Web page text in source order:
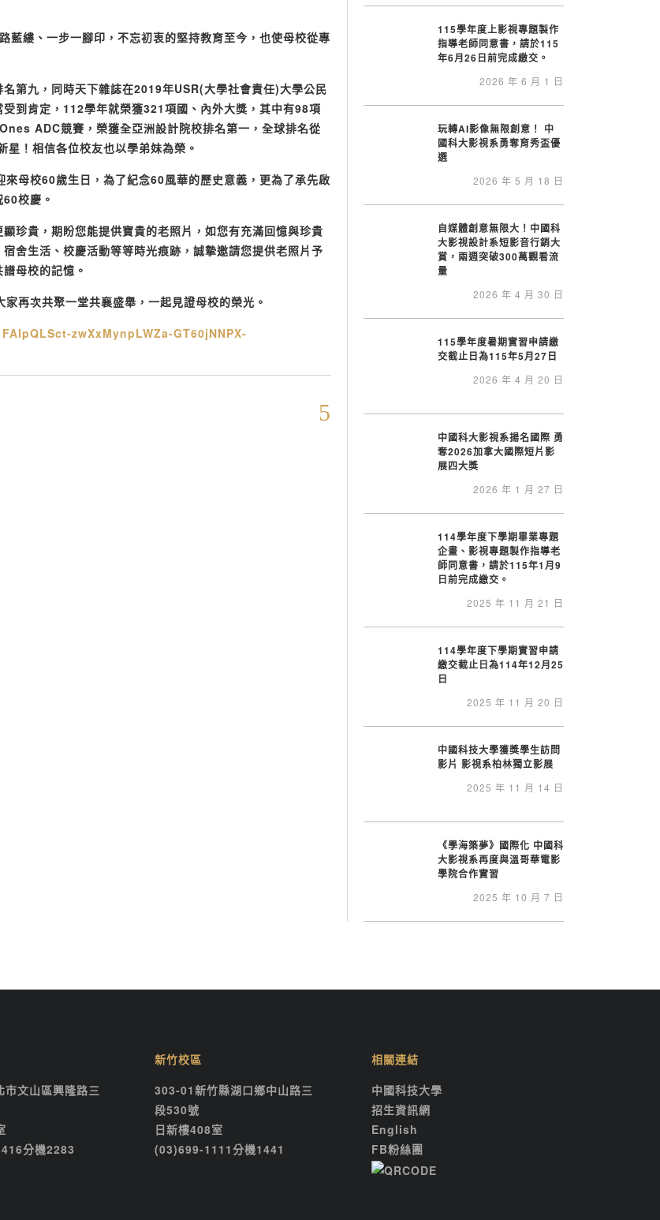
藍縷、一步一腳印，不忘初衷的堅持教育至今，也使母校從專
第九，同時天下雜誌在2019年USR(大學社會責任)大學公民
到肯定， 112學年就榮獲321項國、內外大獎，其中有98項
ADC競賽，榮獲全亞洲設計院校排名第一，全球排名從
星！相信各位校友也以學弟妹為榮。
來母校60歲生日，為了紀念60風華的歷史意義，更為了承先啟
60校慶。
珍貴，期盼您能提供寶貴的老照片，如您有充滿回憶與珍貴
舍生活、校慶活動等等時光痕跡，誠摯邀請您提供老照片予
母校的記憶。
再次共聚一堂共襄盛舉，一起見證母校的榮光。
zwXxMynpLWZa-GT60jNNPX-
115學年度上影視專題製作
指導老師同意書，請於115
年6月26日前完成繳交。
2026 年 6 月 1 日
玩轉AI影像無限創意！ 中
國科大影視系勇奪育秀盃優
選
2026 年 5 月 18 日
自媒體創意無限大！中國科
大影視設計系短影音行銷大
賞，兩週突破300萬觀看流
量
2026 年 4 月 30 日
115學年度暑期實習申請繳
交截止日為115年5月27日
2026 年 4 月 20 日
中國科大影視系揚名國際 勇
奪2026加拿大國際短片影
展四大獎
2026 年 1 月 27 日
114學年度下學期畢業專題
企畫、影視專題製作指導老
師同意書，請於115年1月9
日前完成繳交。
2025 年 11 月 21 日
114學年度下學期實習申請
繳交截止日為114年12月25
日
2025 年 11 月 20 日
中國科技大學獲獎學生訪問
影片 影視系柏林獨立影展
2025 年 11 月 14 日
《學海築夢》國際化 中國科
大影視系再度與溫哥華電影
學院合作實習
2025 年 10 月 7 日
文山區興隆路三
分機2283
新竹校區
303-01新竹縣湖口鄉中山路三
段530號
日新樓408室
(03)699-1111分機1441
相關連結
中國科技大學
招生資訊網
English
FB粉絲團